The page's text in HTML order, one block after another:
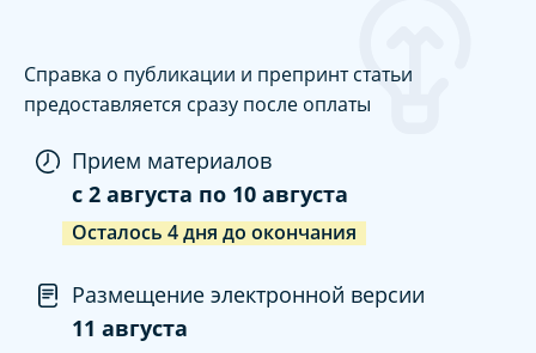
Справка о публикации и препринт статьи
предоставляется сразу после оплаты
Прием материалов
c 2 августа по 10 августа
Осталось 4дня до окончания
Размещение электронной версии
11 августа